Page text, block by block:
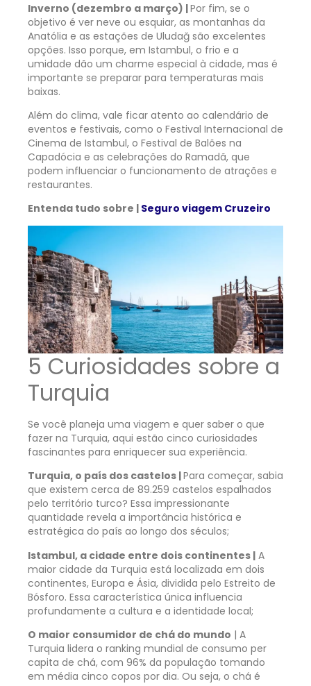
Inverno (dezembro a março) |Por fim, se o
objetivo é ver neve ou esquiar, as montanhas da
Anatólia e as estações de Uludağ são excelentes
opções. Isso porque, em Istambul, o frio e a
umidade dão um charme especial à cidade, mas é
importante se preparar para temperaturas mais
baixas.
Além do clima, vale ficar atento ao calendário de
eventos e festivais, como o Festival Internacional de
Cinema de Istambul, o Festival de Balões na
Capadócia e as celebrações do Ramadã, que
podem influenciar o funcionamento de atrações e
restaurantes.
Entenda tudo sobre | Seguro viagem Cruzeiro
5 Curiosidades sobre a
Turquia
Se você planeja uma viagem e quer saber o que
fazer na Turquia, aqui estão cinco curiosidades
fascinantes para enriquecer sua experiência.
Turquia, o país dos castelos |Para começar, sabia
que existem cerca de 89.259 castelos espalhados
pelo território turco? Essa impressionante
quantidade revela a importância histórica e
estratégica do país ao longo dos séculos;
Istambul, a cidade entre dois continentes | A
maior cidade da Turquia está localizada em dois
continentes, Europa e Ásia, dividida pelo Estreito de
Bósforo. Essa característica única influencia
profundamente a cultura e a identidade local;
O maior consumidor de chá do mundo | A
Turquia lidera o ranking mundial de consumo per
capita de chá, com 96% da população tomando
em média cinco copos por dia. Ou seja, o chá é